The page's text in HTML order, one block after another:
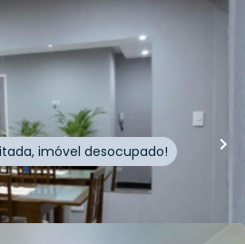
banheiros•1vaga
Damasco
,São Paulo
imóvel desocupado!